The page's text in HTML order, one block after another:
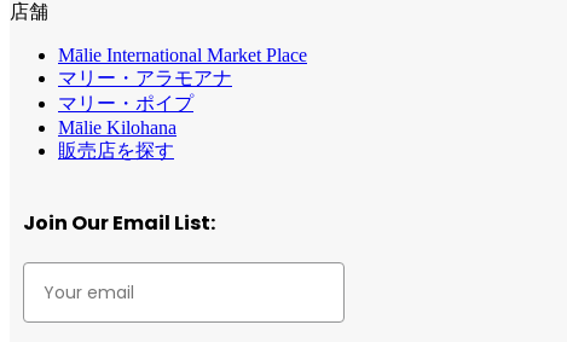
店舗
Mālie International Market Place
マリー・アラモアナ
マリー・ポイプ
Mālie Kilohana
販売店を探す
Join Our Email List: